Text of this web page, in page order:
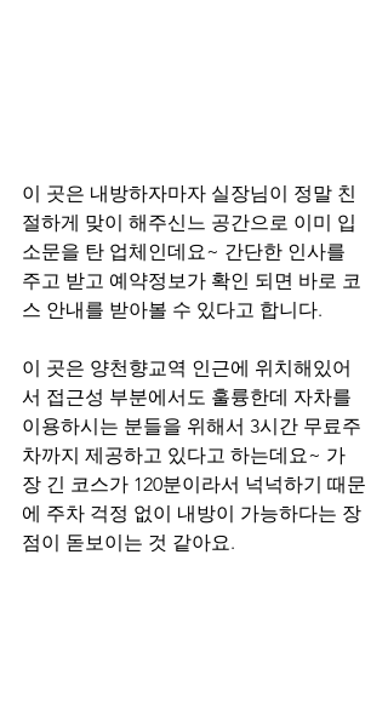
이 곳은 내방하자마자 실장님이 정말 친
절하게 맞이 해주신느 공간으로 이미 입
소문을 탄 업체인데요~ 간단한 인사를
주고 받고 예약정보가 확인 되면 바로 코
스 안내를 받아볼 수 있다고 합니다.
이 곳은 양천향교역 인근에 위치해있어
서 접근성 부분에서도 훌륭한데 자차를
이용하시는 분들을 위해서 3시간 무료주
차까지 제공하고 있다고 하는데요~ 가
장 긴 코스가 120분이라서 넉넉하기 때문
에 주차 걱정 없이 내방이 가능하다는 장
점이 돋보이는 것 같아요.